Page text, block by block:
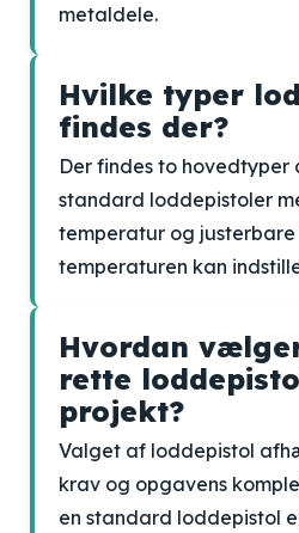
metaldele.
Hvilke typer
findes der?
Der findes to hovedtyper
standard loddepistoler
temperatur og
temperaturen kan
Hvordan
rette
projekt?
Valget af loddepistol
krav og opgavens
en standard loddepistol